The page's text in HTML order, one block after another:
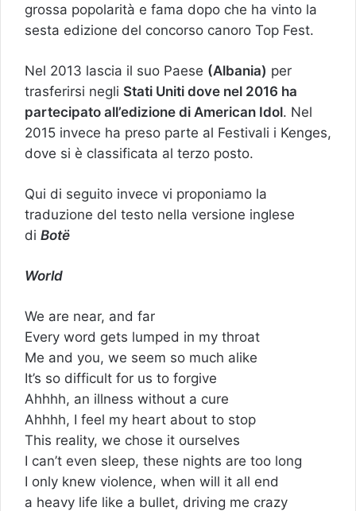
grossa popolarità e fama dopo che ha vinto la
sesta edizione del concorso canoro Top Fest.
Nel 2013 lascia il suo Paese (Albania) per
trasferirsi negli Stati Uniti dove nel 2016 ha
partecipato all’edizione di American Idol. Nel
2015 invece ha preso parte al Festivali i Kenges,
dove si è classificata al terzo posto.
Qui di seguito invece vi proponiamo la
traduzione del testo nella versione inglese
di Botë
World
We are near, and far
Every word gets lumped in my throat
Me and you, we seem so much alike
It’s so difficult for us to forgive
Ahhhh, an illness without a cure
Ahhhh, I feel my heart about to stop
This reality, we chose it ourselves
I can’t even sleep, these nights are too long
I only knew violence, when will it all end
a heavy life like a bullet, driving me crazy